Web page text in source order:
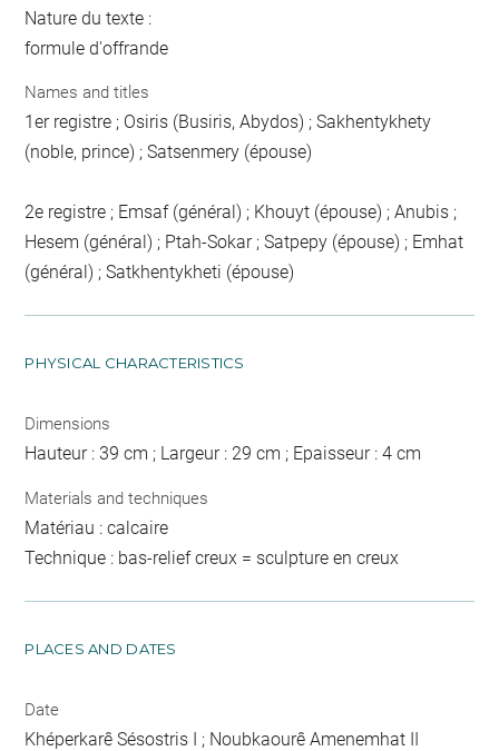
Nature du texte :
formule d'offrande
Names and titles
1er registre ; Osiris (Busiris, Abydos) ; Sakhentykhety
(noble, prince) ; Satsenmery (épouse)
2e registre ; Emsaf (général) ; Khouyt (épouse) ; Anubis ;
Hesem (général) ; Ptah-Sokar ; Satpepy (épouse) ; Emhat
(général) ; Satkhentykheti (épouse)
PHYSICAL CHARACTERISTICS
Dimensions
Hauteur : 39 cm ; Largeur : 29 cm ; Epaisseur : 4 cm
Materials and techniques
Matériau : calcaire
Technique : bas-relief creux = sculpture en creux
PLACES AND DATES
Date
Khéperkarê Sésostris I ; Noubkaourê Amenemhat II